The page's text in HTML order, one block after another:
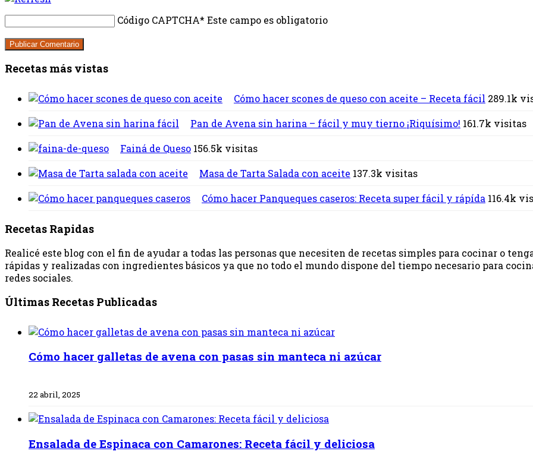
Código CAPTCHA* Este campo es obligatorio
Recetas más vistas
Cómo hacer scones de queso con aceite – Receta fácil 289.1k
Pan de Avena sin harina – fácil y muy tierno ¡Riquísimo! 161.7k visitas
Fainá de Queso 156.5k visitas
Masa de Tarta Salada con aceite 137.3k visitas
Cómo hacer Panqueques caseros: Receta super fácil y rápída 116.4k
Recetas Rapidas
Realicé este blog con el fin de ayudar a todas las personas que necesiten de recetas simples para cocinar o
rápidas y realizadas con ingredientes básicos ya que no todo el mundo dispone del tiempo necesario para
redes sociales.
Últimas Recetas Publicadas
Cómo hacer galletas de avena con pasas sin manteca ni azúcar
22 abril, 2025
Ensalada de Espinaca con Camarones: Receta fácil y deliciosa